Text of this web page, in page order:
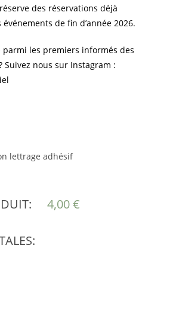
des réservations déjà
de fin d’année 2026.
parmi les premiers informés des
Suivez nous sur Instagram :
lettrage adhésif
4,00€